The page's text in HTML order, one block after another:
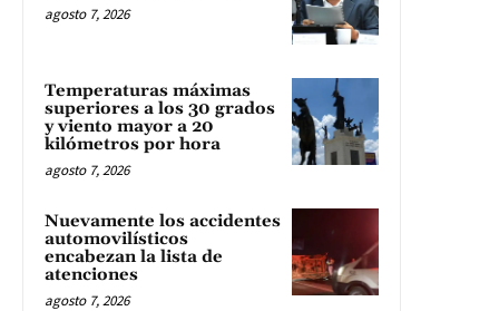
agosto 7, 2026
Temperaturas máximas
superiores a los 30 grados
y viento mayor a 20
kilómetros por hora
agosto 7, 2026
Nuevamente los accidentes
automovilísticos
encabezan la lista de
atenciones
agosto 7, 2026